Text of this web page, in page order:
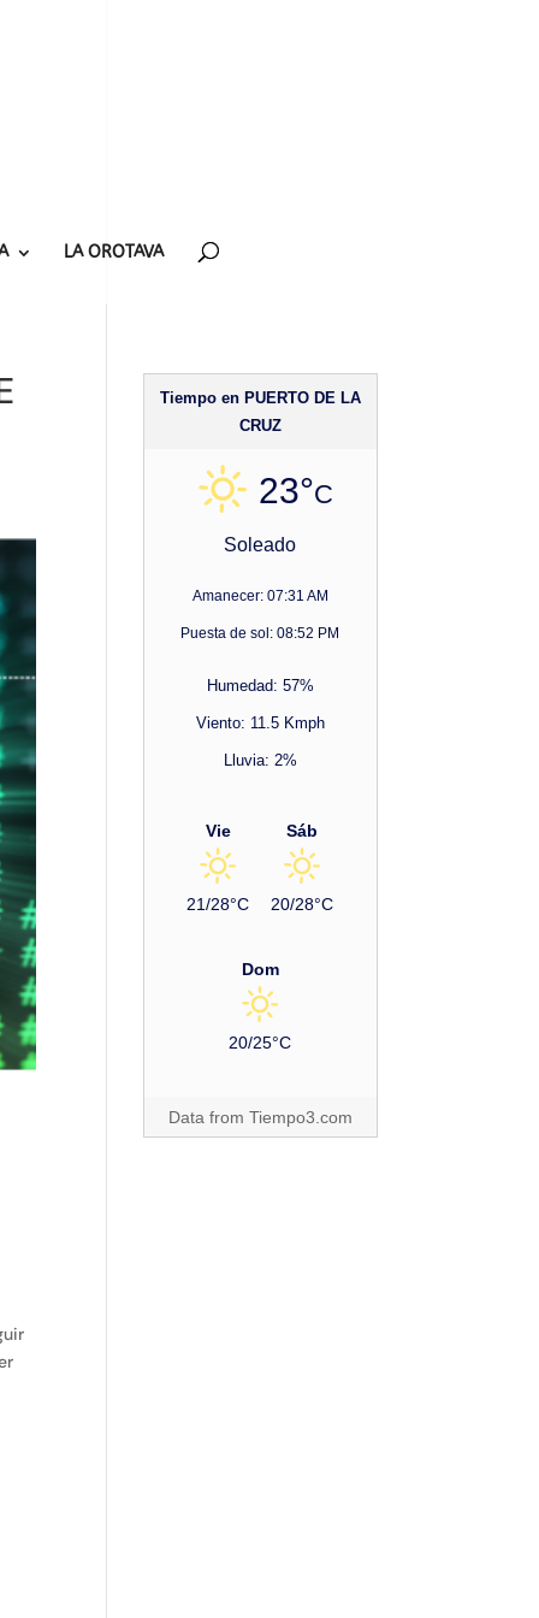
LA OROTAVA
Tiempo en PUERTO DE LA
CRUZ
23°C
Soleado
Amanecer: 07:31 AM
Puesta de sol: 08:52 PM
Humedad: 57%
Viento: 11.5 Kmph
Lluvia: 2%
Vie
21/28°C
Sáb
20/28°C
Dom
20/25°C
Data from Tiempo3.com